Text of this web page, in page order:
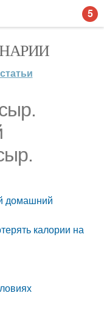
статьи
домашний
калории на
5